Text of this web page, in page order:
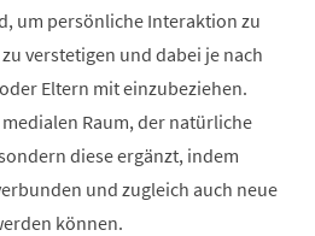
um persönliche Interaktion zu
verstetigen und dabei je nach
Eltern mit einzubeziehen.
Raum, der natürliche
diese ergänzt, indem
und zugleich auch neue
können.